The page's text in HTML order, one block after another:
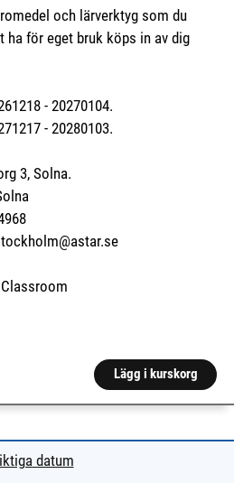
och lärverktyg som du
ha för eget bruk köps in av dig
- 20270104.
- 20280103.
Solna.
extern sida.)
Lägg i kurskorg
datum